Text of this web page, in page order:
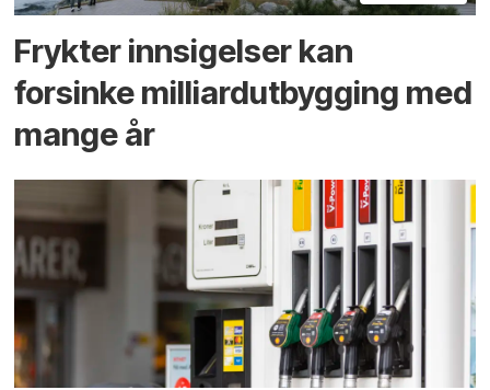
Frykter innsigelser kan
forsinke milliard­utbygging med
mange år